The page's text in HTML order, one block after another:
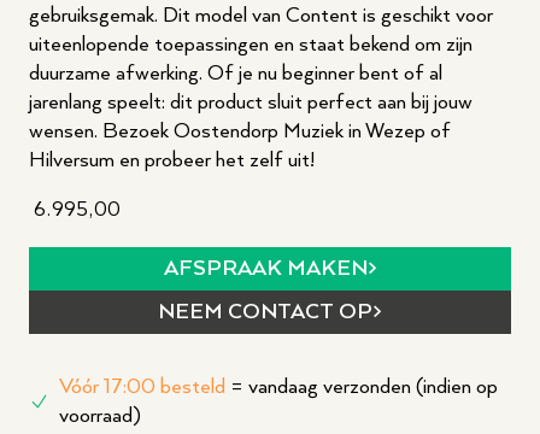
gebruiksgemak. Dit model van Content is geschikt voor
uiteenlopende toepassingen en staat bekend om zijn
duurzame afwerking. Of je nu beginner bent of al
jarenlang speelt: dit product sluit perfect aan bij jouw
wensen. Bezoek Oostendorp Muziek in Wezep of
Hilversum en probeer het zelf uit!
6.995,00
AFSPRAAK MAKEN
NEEM CONTACT OP
Vóór 17:00 besteld = vandaag verzonden (indien op
voorraad)